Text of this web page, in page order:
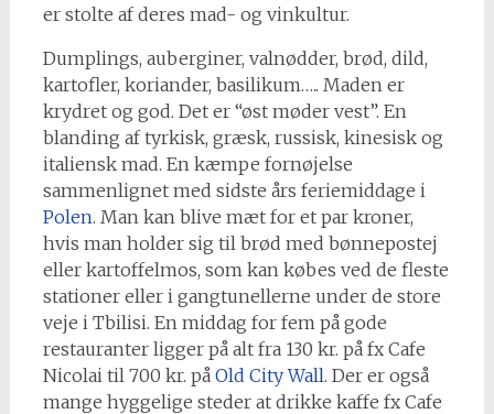
er stolte af deres mad- og vinkultur.
Dumplings, auberginer, valnødder, brød, dild,
kartofler, koriander, basilikum….. Maden er
krydret og god. Det er “øst møder vest”. En
blanding af tyrkisk, græsk, russisk, kinesisk og
italiensk mad. En kæmpe fornøjelse
sammenlignet med sidste års feriemiddage i
Polen. Man kan blive mæt for et par kroner,
hvis man holder sig til brød med bønnepostej
eller kartoffelmos, som kan købes ved de fleste
stationer eller i gangtunellerne under de store
veje i Tbilisi. En middag for fem på gode
restauranter ligger på alt fra 130 kr. på fx Cafe
Nicolai til 700 kr. på Old City Wall. Der er også
mange hyggelige steder at drikke kaffe fx Cafe